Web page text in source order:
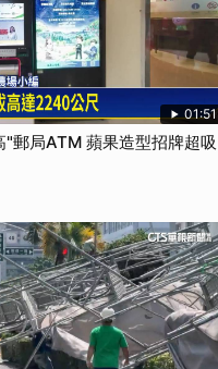
01:51
郵局ATM 蘋果造型招牌超吸